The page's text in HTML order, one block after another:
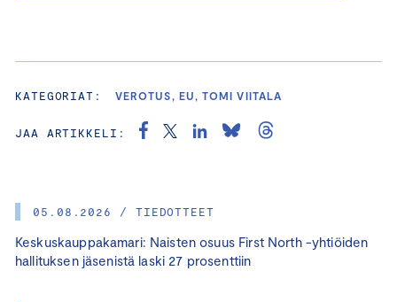
05.08.2026 / TIEDOTTEET
Keskuskauppakamari: Naisten osuus First North -yhtiöiden
hallituksen jäsenistä laski 27 prosenttiin
KATEGORIAT: VEROTUS, EU, TOMI VIITALA
JAA ARTIKKELI: